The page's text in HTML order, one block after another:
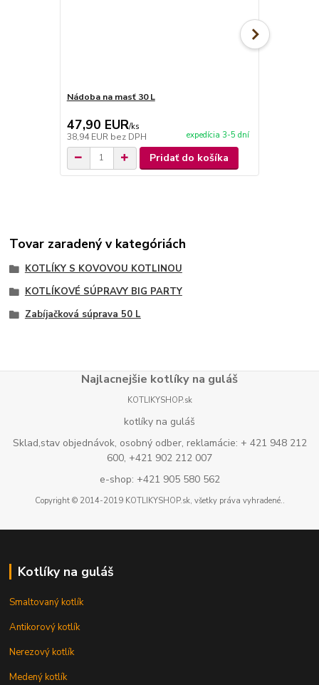
Nádoba na masť 30 L
47,90 EUR/ks
38,94 EUR bez DPH expedícia 3-5 dní
Pridať do košíka
Tovar zaradený v kategóriách
KOTLÍKY S KOVOVOU KOTLINOU
KOTLÍKOVÉ SÚPRAVY BIG PARTY
Zabíjačková súprava 50 L
Najlacnejšie kotlíky na guláš
KOTLIKYSHOP.sk
kotlíky na guláš
Sklad,stav objednávok, osobný odber, reklamácie: + 421 948 212
600, +421 902 212 007
e-shop: +421 905 580 562
Copyright © 2014-2019 KOTLIKYSHOP.sk, všetky práva vyhradené..
Kotlíky na guláš
Smaltovaný kotlík
Antikorový kotlík
Nerezový kotlík
Medený kotlík